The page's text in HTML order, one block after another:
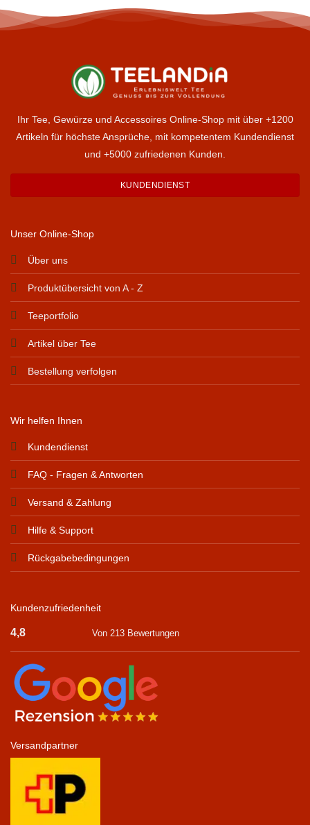
Ihr Tee, Gewürze und Accessoires Online-Shop mit über +1200
Artikeln für höchste Ansprüche, mit kompetentem Kundendienst
und +5000 zufriedenen Kunden.
KUNDENDIENST
Unser Online-Shop
Über uns
Produktübersicht von A - Z
Teeportfolio
Artikel über Tee
Bestellung verfolgen
Wir helfen Ihnen
Kundendienst
FAQ - Fragen & Antworten
Versand & Zahlung
Hilfe & Support
Rückgabebedingungen
Kundenzufriedenheit
4,8 Von 213 Bewertungen
Versandpartner